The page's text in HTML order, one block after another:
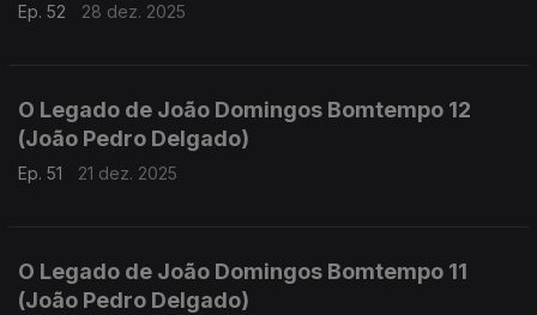
Ep. 52 28 dez. 2025
O Legado de João Domingos Bomtempo 12
(João Pedro Delgado)
Ep. 51 21 dez. 2025
O Legado de João Domingos Bomtempo 11
(João Pedro Delgado)